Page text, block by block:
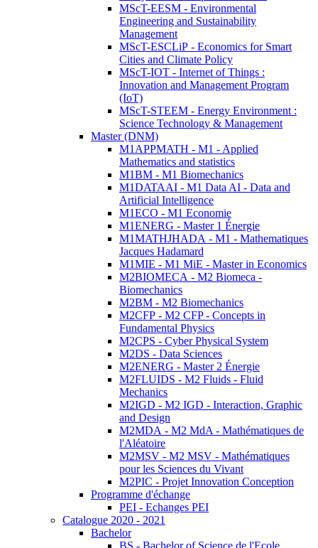
MScT-EESM - Environmental
Engineering and Sustainability
Management
MScT-ESCLiP - Economics for Smart
Cities and Climate Policy
MScT-IOT - Internet of Things :
Innovation and Management Program
(IoT)
MScT-STEEM - Energy Environment :
Science Technology & Management
Master (DNM)
M1APPMATH - M1 - Applied
Mathematics and statistics
M1BM - M1 Biomechanics
M1DATAAI - M1 Data AI - Data and
Artificial Intelligence
M1ECO - M1 Economie
M1ENERG - Master 1 Énergie
M1MATHJHADA - M1 - Mathematiques
Jacques Hadamard
M1MIE - M1 MiE - Master in Economics
M2BIOMECA - M2 Biomeca -
Biomechanics
M2BM - M2 Biomechanics
M2CFP - M2 CFP - Concepts in
Fundamental Physics
M2CPS - Cyber Physical System
M2DS - Data Sciences
M2ENERG - Master 2 Énergie
M2FLUIDS - M2 Fluids - Fluid
Mechanics
M2IGD - M2 IGD - Interaction, Graphic
and Design
M2MDA - M2 MdA - Mathématiques de
l'Aléatoire
M2MSV - M2 MSV - Mathématiques
pour les Sciences du Vivant
M2PIC - Projet Innovation Conception
Programme d'échange
PEI - Echanges PEI
Catalogue 2020 - 2021
Bachelor
BS - Bachelor of Science de l'Ecole